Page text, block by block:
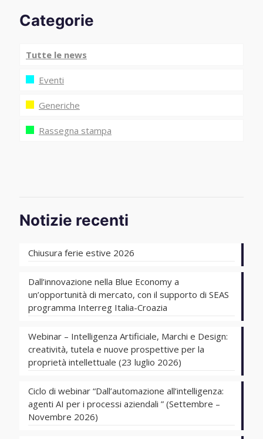
Categorie
Tutte le news
Eventi
Generiche
Rassegna stampa
Notizie recenti
Chiusura ferie estive 2026
Dall’innovazione nella Blue Economy a
un’opportunità di mercato, con il supporto di SEAS
programma Interreg Italia-Croazia
Webinar – Intelligenza Artificiale, Marchi e Design:
creatività, tutela e nuove prospettive per la
proprietà intellettuale (23 luglio 2026)
Ciclo di webinar “Dall’automazione all’intelligenza:
agenti AI per i processi aziendali ” (Settembre –
Novembre 2026)